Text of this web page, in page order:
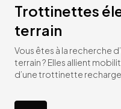
Trottinettes
terrain
Vous êtes à la recherche
terrain ? Elles allient
d’une trottinette